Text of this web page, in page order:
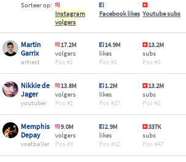
Sorteer op:
Instagram
volgers
Facebook likes Youtube subs
Martin
Garrix
artiest
17.2M
volgers
1
14.9M
likes
2
13.2M
subs
3
Nikkie de
Jager
youtuber
13.8M
volgers
2
1.2M
likes
27
13.2M
subs
2
Memphis
Depay
voetballer
9.0M
volgers
3
2.9M
likes
12
337K
subs
47